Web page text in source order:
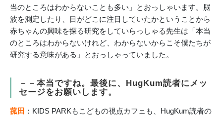
当のところはわからないことも多い」とおっしゃいます。脳
波を測定したり、目がどこに注目していたかということから
赤ちゃんの興味を探る研究をしていらっしゃる先生は「本当
のところはわからないけれど、わからないからこそ僕たちが
研究する意味がある」とおっしゃっていました。
－－本当ですね。最後に、HugKum読者にメッ
セージをお願いします。
菰田 ：KIDS PARKもこどもの視点カフェも、HugKum読者の